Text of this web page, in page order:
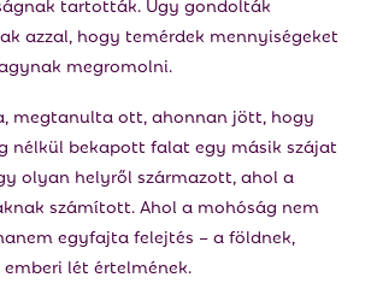
azzal, hogy temérdek mennyiségeket
megromolni.
megtanulta ott, ahonnan jött, hogy
nélkül bekapott falat egy másik szájat
olyan helyről származott, ahol a
számított. Ahol a mohóság nem
egyfajta felejtés – a földnek,
lét értelmének.